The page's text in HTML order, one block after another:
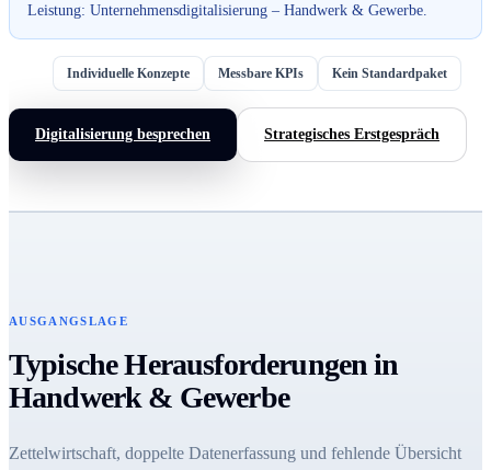
Leistung: Unternehmensdigitalisierung – Handwerk & Gewerbe.
Individuelle Konzepte Messbare KPIs Kein Standardpaket
Digitalisierung besprechen Strategisches Erstgespräch
AUSGANGSLAGE
Typische Herausforderungen in
Handwerk & Gewerbe
Zettelwirtschaft, doppelte Datenerfassung und fehlende Übersicht